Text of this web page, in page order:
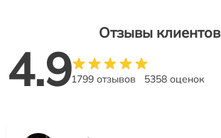
Отзывы клиентов
4.91799 отзывов 5358 оценок